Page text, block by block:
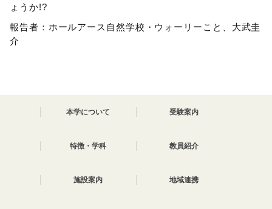
ょうか!?
報告者：ホールアース自然学校・ウォーリーこと、大武圭
介
本学について 受験案内
特徴・学科 教員紹介
施設案内 地域連携